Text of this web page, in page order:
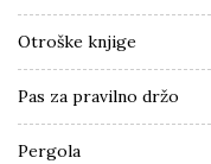
Otroške knjige
Pas za pravilno držo
Pergola